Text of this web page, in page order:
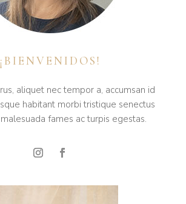
¡BIENVENIDOS!
aliquet nec tempor a, accumsan id
habitant morbi tristique senectus
fames ac turpis egestas.